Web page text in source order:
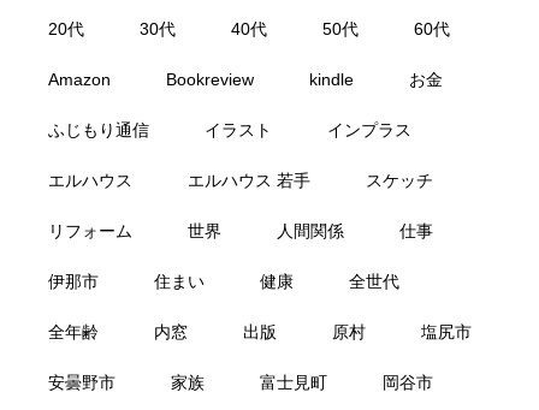
20代 30代 40代 50代 60代
Amazon Bookreview kindle お金
ふじもり通信 イラスト インプラス
エルハウス エルハウス 若手 スケッチ
リフォーム 世界 人間関係 仕事
伊那市 住まい 健康 全世代
全年齢 内窓 出版 原村 塩尻市
安曇野市 家族 富士見町 岡谷市